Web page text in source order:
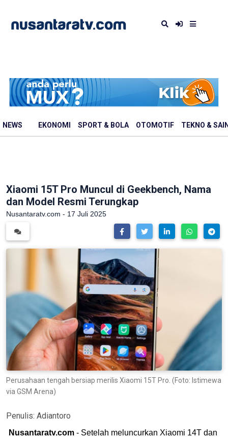
NEWS EKONOMI SPORT & BOLA OTOMOTIF TEKNO &
Xiaomi 15T Pro Muncul di Geekbench, Nama
dan Model Resmi Terungkap
Nusantaratv.com - 17 Juli 2025
Perusahaan tengah bersiap merilis Xiaomi 15T Pro. (Foto: Istimewa
via GSM Arena)
Penulis: Adiantoro
Nusantaratv.com - Setelah meluncurkan Xiaomi 14T dan